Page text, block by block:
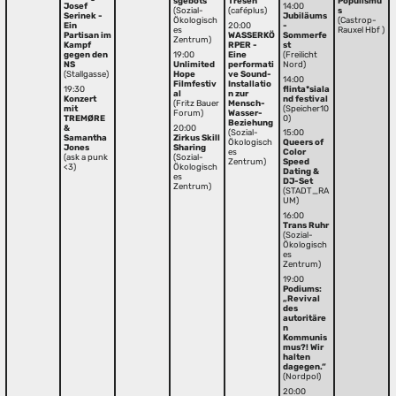
Josef
Serinek -
Ein
Partisan im
Kampf
gegen den
NS
(Stallgasse)
19:30
Konzert
mit
TREMØRE
&
Samantha
Jones
(ask a punk
<3)
(Sozial-
Ökologisch
es
Zentrum)
19:00
Unlimited
Hope
Filmfestiv
al
(Fritz Bauer
Forum)
20:00
Zirkus Skill
Sharing
(Sozial-
Ökologisch
es
Zentrum)
(caféplus)
20:00
WASSERKÖ
RPER -
Eine
performati
ve Sound-
Installatio
n zur
Mensch-
Wasser-
Beziehung
(Sozial-
Ökologisch
es
Zentrum)
14:00
Jubiläums
-
Sommerfe
st
(Freilicht
Nord)
14:00
flinta*siala
nd festival
(Speicher10
0)
15:00
Queers of
Color
Speed
Dating &
DJ-Set
(STADT_RA
UM)
16:00
Trans Ruhr
(Sozial-
Ökologisch
es
Zentrum)
19:00
Podiums:
„Revival
des
autoritäre
n
Kommunis
mus?! Wir
halten
dagegen.“
(Nordpol)
20:00
s
(Castrop-
Rauxel Hbf )